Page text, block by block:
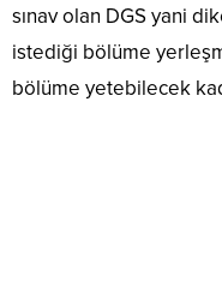
sınav olan DGS yani
istediği bölüme
bölüme yetebilecek